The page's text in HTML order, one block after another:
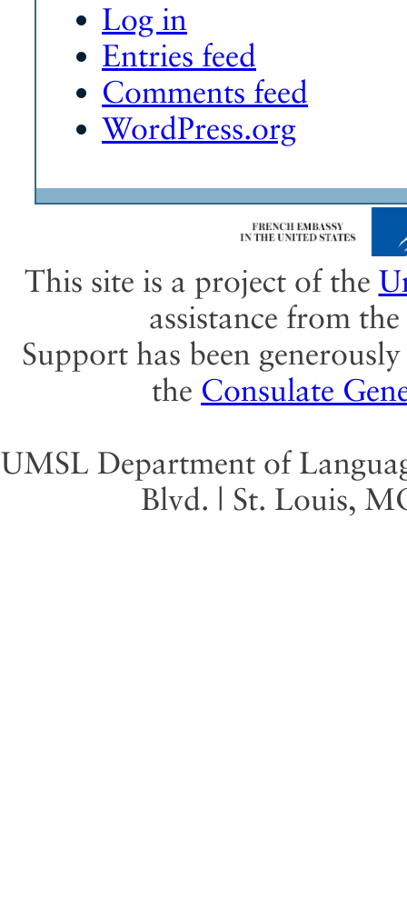
Log in
Entries feed
Comments feed
WordPress.org
This site is a project of the
assistance from the
Support has been
the Consulate
UMSL Department of
Blvd. | St. Louis,